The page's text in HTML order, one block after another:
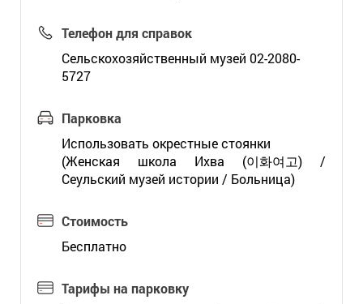
Телефон для справок
Сельскохозяйственный музей 02-2080-
5727
Парковка
Использовать окрестные стоянки
(Женская школа Ихва (이화여고) /
Сеульский музей истории / Больница)
Стоимость
Бесплатно
Тарифы на парковку